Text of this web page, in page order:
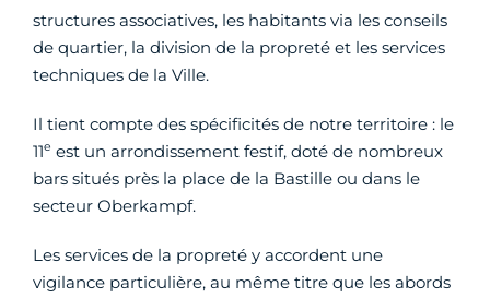
structures associatives, les habitants via les conseils
de quartier, la division de la propreté et les services
techniques de la Ville.
Il tient compte des spécificités de notre territoire : le
11e est un arrondissement festif, doté de nombreux
bars situés près la place de la Bastille ou dans le
secteur Oberkampf.
Les services de la propreté y accordent une
vigilance particulière, au même titre que les abords